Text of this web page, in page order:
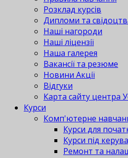
Розклад курсів
Дипломи та
Наші нагороди
Наші ліцензії
Наша галерея
Вакансії та резюме
Новини Акції
Відгуки
Карта сайту центра
Курси
Комп'ютерне
Курси для
Курси під
Ремонт та